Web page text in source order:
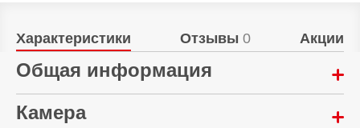
Характеристики Отзывы 0 Акции
Общая информация
Год выпуска:
Камера